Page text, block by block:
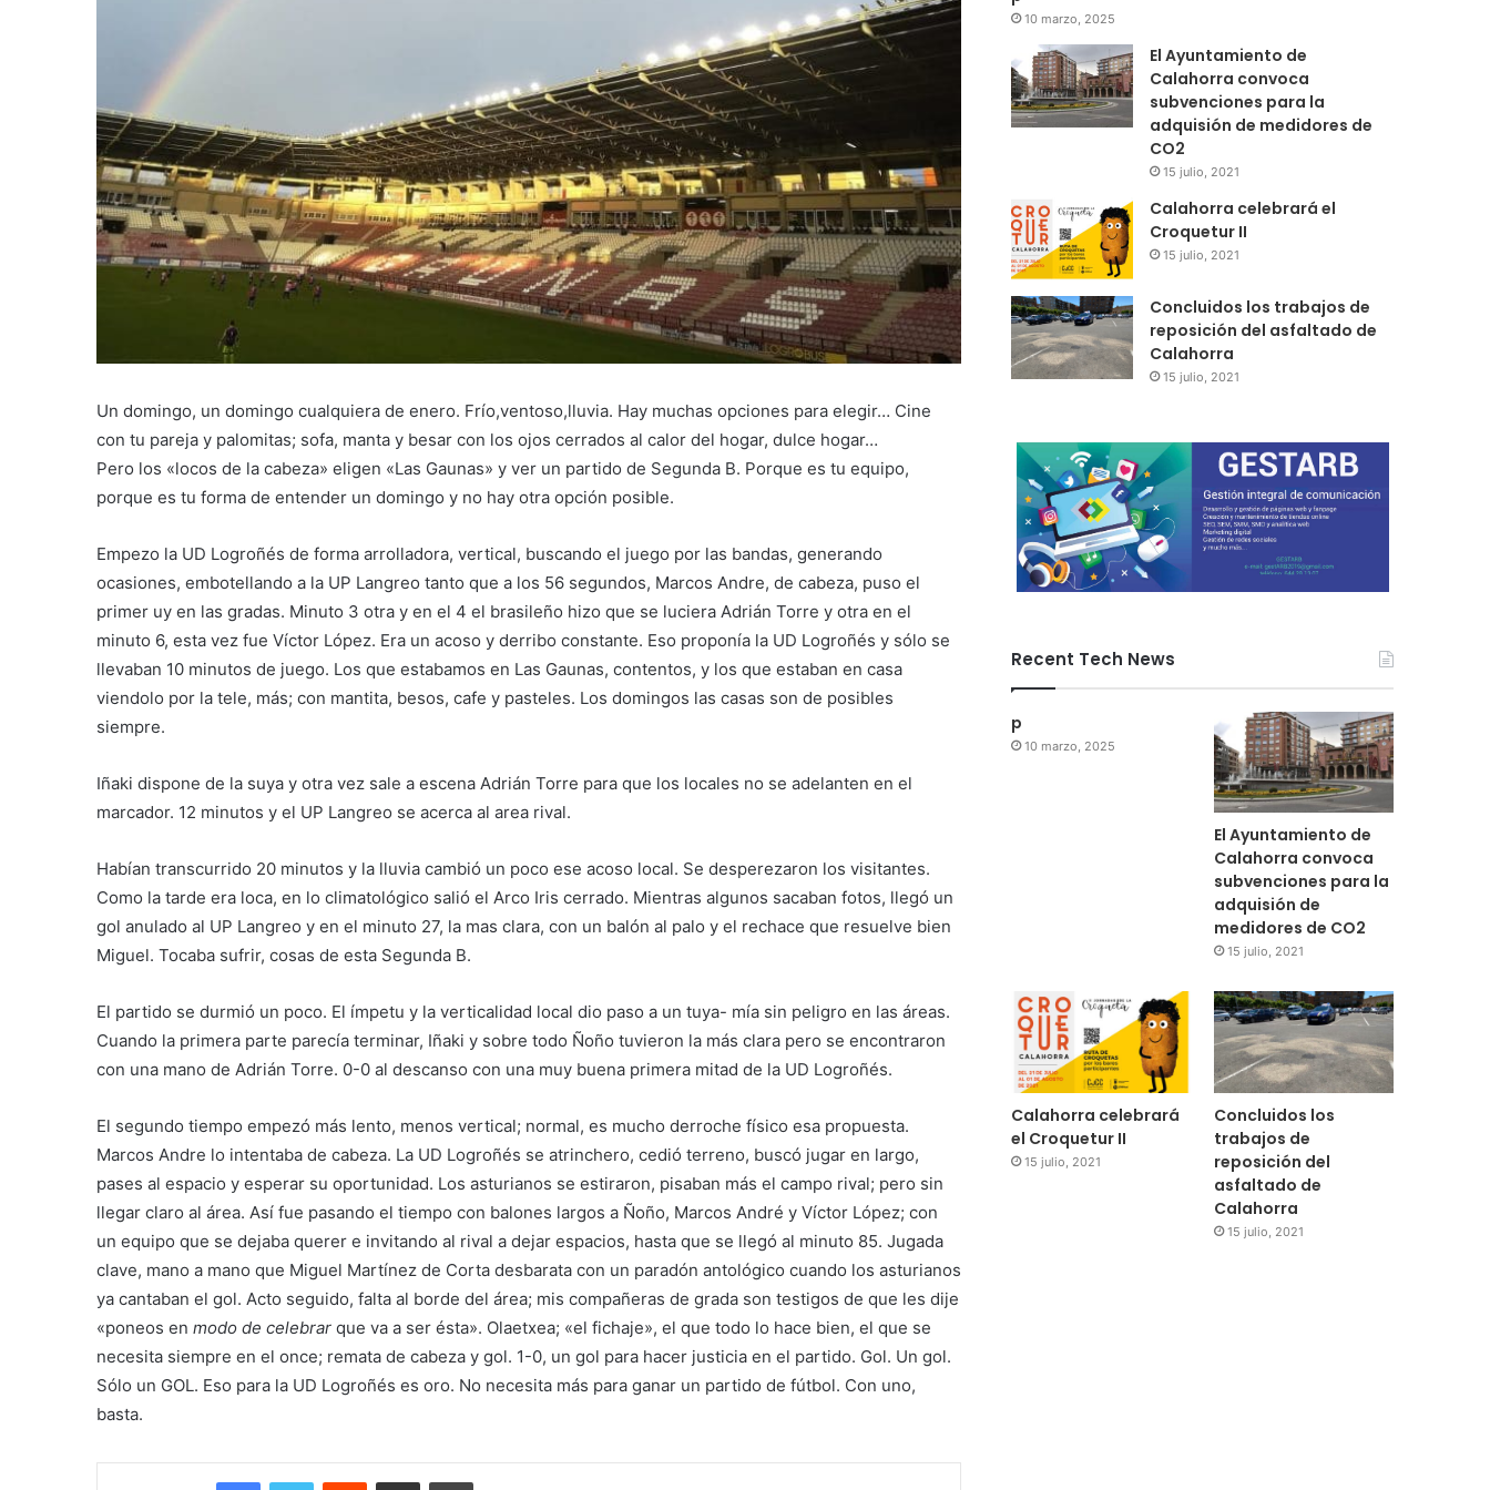
Un domingo, un domingo cualquiera de enero. Frío,ventoso,lluvia. Hay muchas opciones para elegir… Cine
con tu pareja y palomitas; sofa, manta y besar con los ojos cerrados al calor del hogar, dulce hogar…
Pero los «locos de la cabeza» eligen «Las Gaunas» y ver un partido de Segunda B. Porque es tu equipo,
porque es tu forma de entender un domingo y no hay otra opción posible.
Empezo la UD Logroñés de forma arrolladora, vertical, buscando el juego por las bandas, generando
ocasiones, embotellando a la UP Langreo tanto que a los 56 segundos, Marcos Andre, de cabeza, puso el
primer uy en las gradas. Minuto 3 otra y en el 4 el brasileño hizo que se luciera Adrián Torre y otra en el
minuto 6, esta vez fue Víctor López. Era un acoso y derribo constante. Eso proponía la UD Logroñés y sólo se
llevaban 10 minutos de juego. Los que estabamos en Las Gaunas, contentos, y los que estaban en casa
viendolo por la tele, más; con mantita, besos, cafe y pasteles. Los domingos las casas son de posibles
siempre.
Iñaki dispone de la suya y otra vez sale a escena Adrián Torre para que los locales no se adelanten en el
marcador. 12 minutos y el UP Langreo se acerca al area rival.
Habían transcurrido 20 minutos y la lluvia cambió un poco ese acoso local. Se desperezaron los visitantes.
Como la tarde era loca, en lo climatológico salió el Arco Iris cerrado. Mientras algunos sacaban fotos, llegó un
gol anulado al UP Langreo y en el minuto 27, la mas clara, con un balón al palo y el rechace que resuelve bien
Miguel. Tocaba sufrir, cosas de esta Segunda B.
El partido se durmió un poco. El ímpetu y la verticalidad local dio paso a un tuya- mía sin peligro en las áreas.
Cuando la primera parte parecía terminar, Iñaki y sobre todo Ñoño tuvieron la más clara pero se encontraron
con una mano de Adrián Torre. 0-0 al descanso con una muy buena primera mitad de la UD Logroñés.
El segundo tiempo empezó más lento, menos vertical; normal, es mucho derroche físico esa propuesta.
Marcos Andre lo intentaba de cabeza. La UD Logroñés se atrinchero, cedió terreno, buscó jugar en largo,
pases al espacio y esperar su oportunidad. Los asturianos se estiraron, pisaban más el campo rival; pero sin
llegar claro al área. Así fue pasando el tiempo con balones largos a Ñoño, Marcos André y Víctor López; con
un equipo que se dejaba querer e invitando al rival a dejar espacios, hasta que se llegó al minuto 85. Jugada
clave, mano a mano que Miguel Martínez de Corta desbarata con un paradón antológico cuando los asturianos
ya cantaban el gol. Acto seguido, falta al borde del área; mis compañeras de grada son testigos de que les dije
«poneos en modo de celebrar que va a ser ésta». Olaetxea; «el fichaje», el que todo lo hace bien, el que se
necesita siempre en el once; remata de cabeza y gol. 1-0, un gol para hacer justicia en el partido. Gol. Un gol.
Sólo un GOL. Eso para la UD Logroñés es oro. No necesita más para ganar un partido de fútbol. Con uno,
basta.
10 marzo, 2025
El Ayuntamiento de
Calahorra convoca
subvenciones para la
adquisión de medidores de
CO2
15 julio, 2021
Calahorra celebrará el
Croquetur II
15 julio, 2021
Concluidos los trabajos de
reposición del asfaltado de
Calahorra
15 julio, 2021
Recent Tech News
p
10 marzo, 2025
El Ayuntamiento de
Calahorra convoca
subvenciones para la
adquisión de
medidores de CO2
15 julio, 2021
Calahorra celebrará
el Croquetur II
15 julio, 2021
Concluidos los
trabajos de
reposición del
asfaltado de
Calahorra
15 julio, 2021